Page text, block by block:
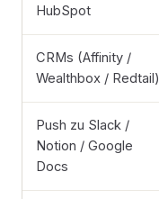
HubSpot
CRMs (Affinity /
Wealthbox / Redtail)
Push zu Slack /
Notion / Google
Docs